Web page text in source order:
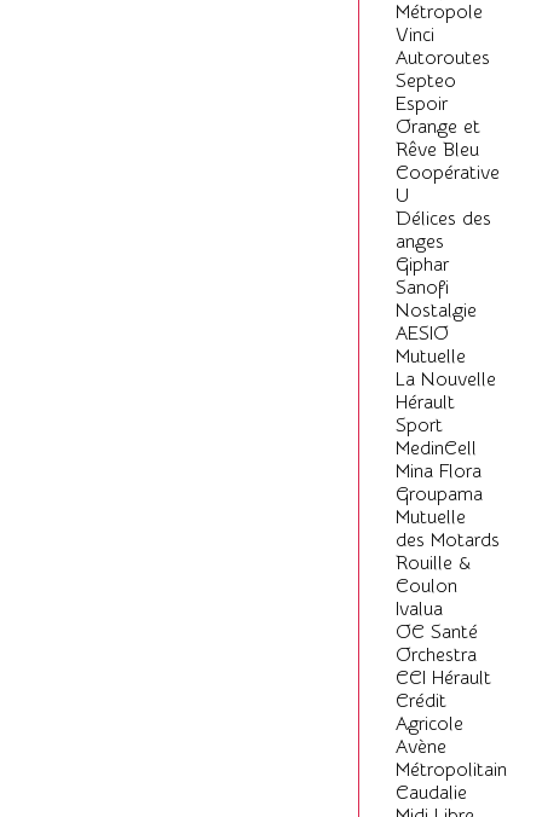
Métropole
Vinci
Autoroutes
Septeo
Espoir
Orange et
Rêve Bleu
Coopérative
U
Délices des
anges
Giphar
Sanofi
Nostalgie
AESIO
Mutuelle
La Nouvelle
Hérault
Sport
MedinCell
Mina Flora
Groupama
Mutuelle
des Motards
Rouille &
Coulon
Ivalua
OC Santé
Orchestra
CCI Hérault
Crédit
Agricole
Avène
Métropolitain
Caudalie